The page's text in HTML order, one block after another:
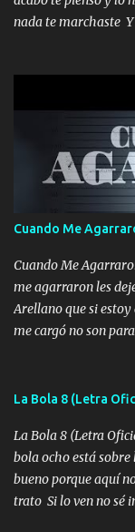
tu papá, a veces me
que tu me escuchas
nada te marchaste
pero eso ya no va a
mirabas bonito si
duele no tenerte
cantamos y por ti
contigo fui muy
adoro
Cuando Me
Cuando Me
me agarraron les
Arellano que si
me cargó no son
firme el legado que
fajado y mi R
mando un abrazo
Ando en la colonia
fallado para mi
La Bola 8 (Letra
La Bola 8 (Letra
bola ocho está
bueno porque aquí
trato Si lo ven no sé